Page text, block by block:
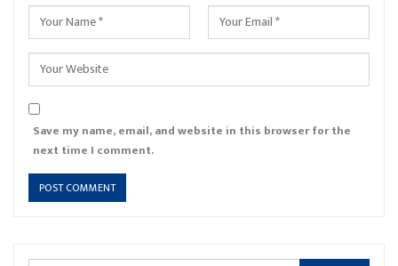
Save my name, email, and website in this browser for the
next time I comment.